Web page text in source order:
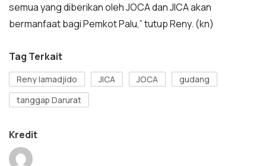
semua yang diberikan oleh JOCA dan JICA akan
bermanfaat bagi Pemkot Palu,” tutup Reny. (kn)
Tag Terkait
Reny lamadjido JICA JOCA
gudang
tanggap Darurat
Kredit